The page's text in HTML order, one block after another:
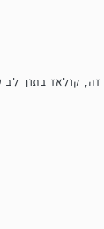
תשם. על הכרזה, קולאז בתוך